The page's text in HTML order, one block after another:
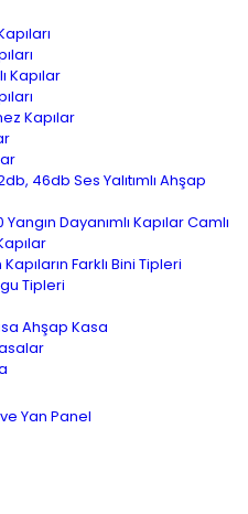
Kapılar
Kapılar
46db Ses Yalıtımlı Ahşap
Yangın Dayanımlı Kapılar Camlı
Farklı Bini Tipleri
Tipleri
Ahşap Kasa
Yan Panel